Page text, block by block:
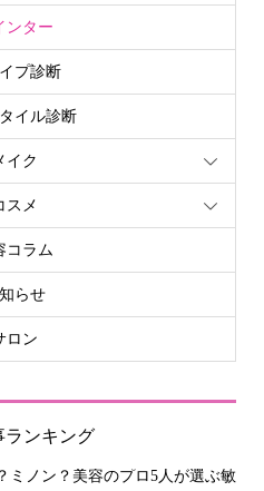
ンター
プ診断
イル診断
イク
スメ
コラム
らせ
ロン
ランキング
ミノン？美容のプロ5人が選ぶ敏